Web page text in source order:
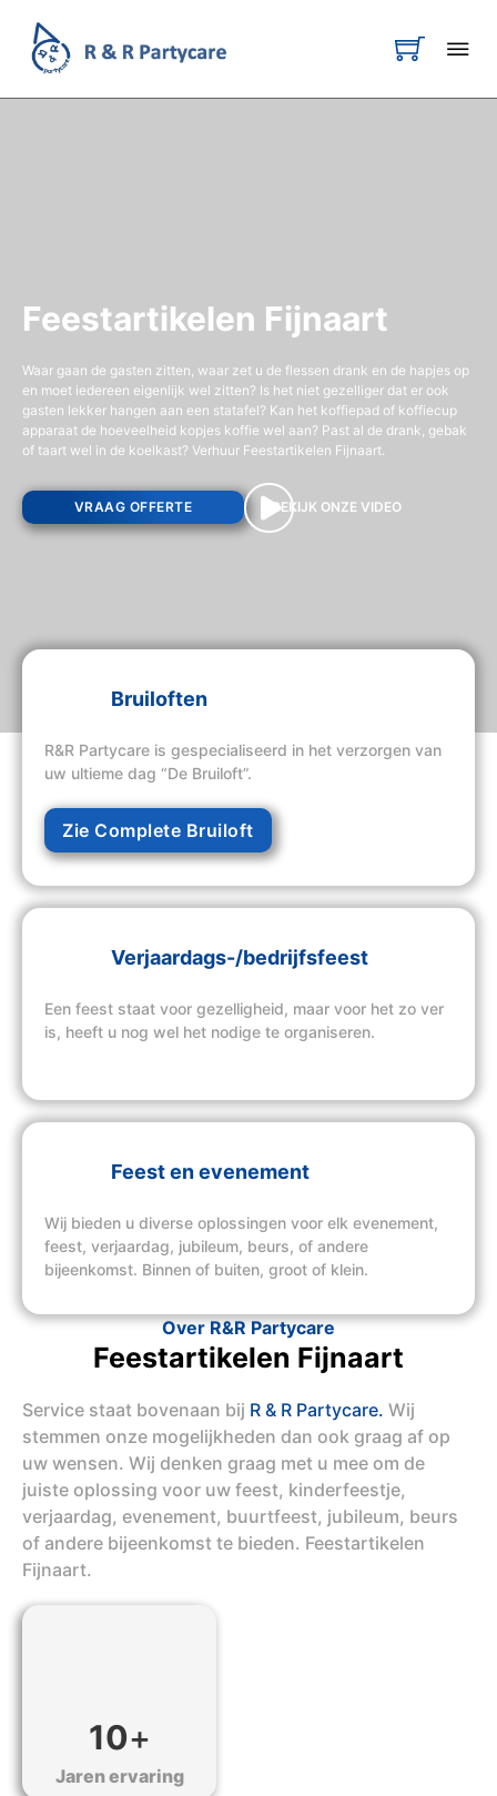
Feestartikelen Fijnaart
Waar gaan de gasten zitten, waar zet u de flessen drank en de hapjes op
en moet iedereen eigenlijk wel zitten? Is het niet gezelliger dat er ook
gasten lekker hangen aan een statafel? Kan het koffiepad of koffiecup
apparaat de hoeveelheid kopjes koffie wel aan? Past al de drank, gebak
of taart wel in de koelkast? Verhuur Feestartikelen Fijnaart.
VRAAG OFFERTE BEKIJK ONZE VIDEO
Bruiloften
R&R Partycare is gespecialiseerd in het verzorgen van
uw ultieme dag “De Bruiloft”.
Zie Complete Bruiloft
Verjaardags-/bedrijfsfeest
Een feest staat voor gezelligheid, maar voor het zo ver
is, heeft u nog wel het nodige te organiseren.
Feest en evenement
Wij bieden u diverse oplossingen voor elk evenement,
feest, verjaardag, jubileum, beurs, of andere
bijeenkomst. Binnen of buiten, groot of klein.
Over R&R Partycare
Feestartikelen Fijnaart
Service staat bovenaan bij R & R Partycare. Wij
stemmen onze mogelijkheden dan ook graag af op
uw wensen. Wij denken graag met u mee om de
juiste oplossing voor uw feest, kinderfeestje,
verjaardag, evenement, buurtfeest, jubileum, beurs
of andere bijeenkomst te bieden. Feestartikelen
Fijnaart.
10+
Jaren ervaring